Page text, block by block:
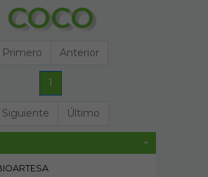
COCO
Primero Anterior
1
Siguiente Último